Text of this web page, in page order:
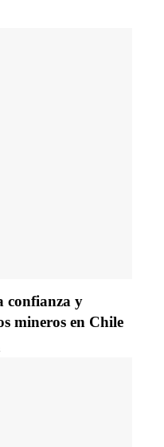
confianza y
mineros en Chile